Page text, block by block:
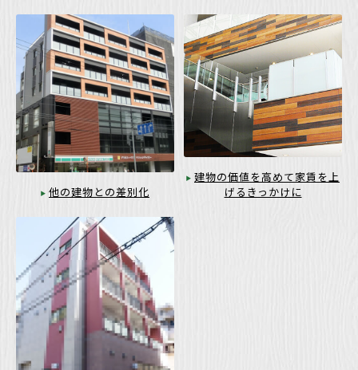
他の建物との差別化
建物の価値を高めて家賃を上
げるきっかけに